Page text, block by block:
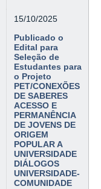
15/10/2025
Publicado o
Edital para
Seleção de
Estudantes para
o Projeto
PET/CONEXÕES
DE SABERES
ACESSO E
PERMANÊNCIA
DE JOVENS DE
ORIGEM
POPULAR A
UNIVERSIDADE
DIÁLOGOS
UNIVERSIDADE-
COMUNIDADE